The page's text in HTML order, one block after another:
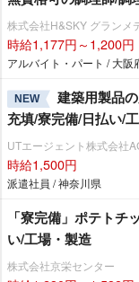
株式会社H&SKY グランメ
時給1,177円～1,200円
アルバイト・パート / 大阪
NEW
建築用製品
充填/寮完備/日払い/
UTエージェント株式会社
時給1,500円
派遣社員 / 神奈川県
「寮完備」ポテト
い/工場・製造
株式会社京栄センター